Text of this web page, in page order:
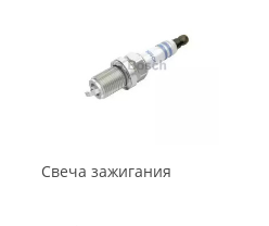
Свеча зажигания